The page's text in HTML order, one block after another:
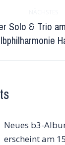
Solo & Trio
Neues b3-
erscheint am